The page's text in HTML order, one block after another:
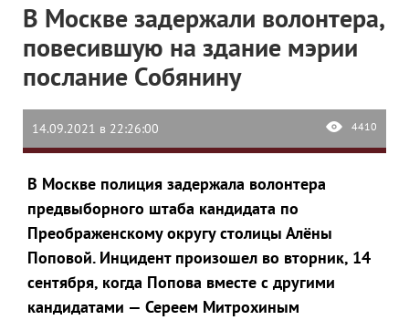
В Москве задержали волонтера,
повесившую на здание мэрии
послание Собянину
14.09.2021 в 22:26:00 4410
В Москве полиция задержала волонтера
предвыборного штаба кандидата по
Преображенскому округу столицы Алёны
Поповой. Инцидент произошел во вторник, 14
сентября, когда Попова вместе с другими
кандидатами — Сереем Митрохиным